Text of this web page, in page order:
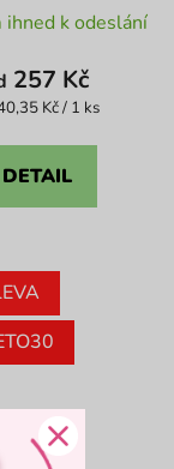
hodnocení
produktu
je
z
ihned k odeslání
257 Kč
Kč / 1 ks
DETAIL